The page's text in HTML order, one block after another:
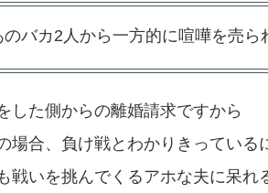
のバカ2人から一方的に喧嘩を売ら
した側からの離婚請求ですから
場合、負け戦とわかりきっている
戦いを挑んでくるアホな夫に呆れ